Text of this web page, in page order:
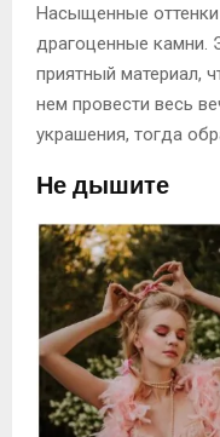
Насыщенные оттенки
драгоценные камни.
приятный материал,
нем провести весь
украшения, тогда
Не дышите